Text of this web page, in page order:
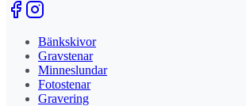
Bänkskivor
Gravstenar
Minneslundar
Fotostenar
Gravering